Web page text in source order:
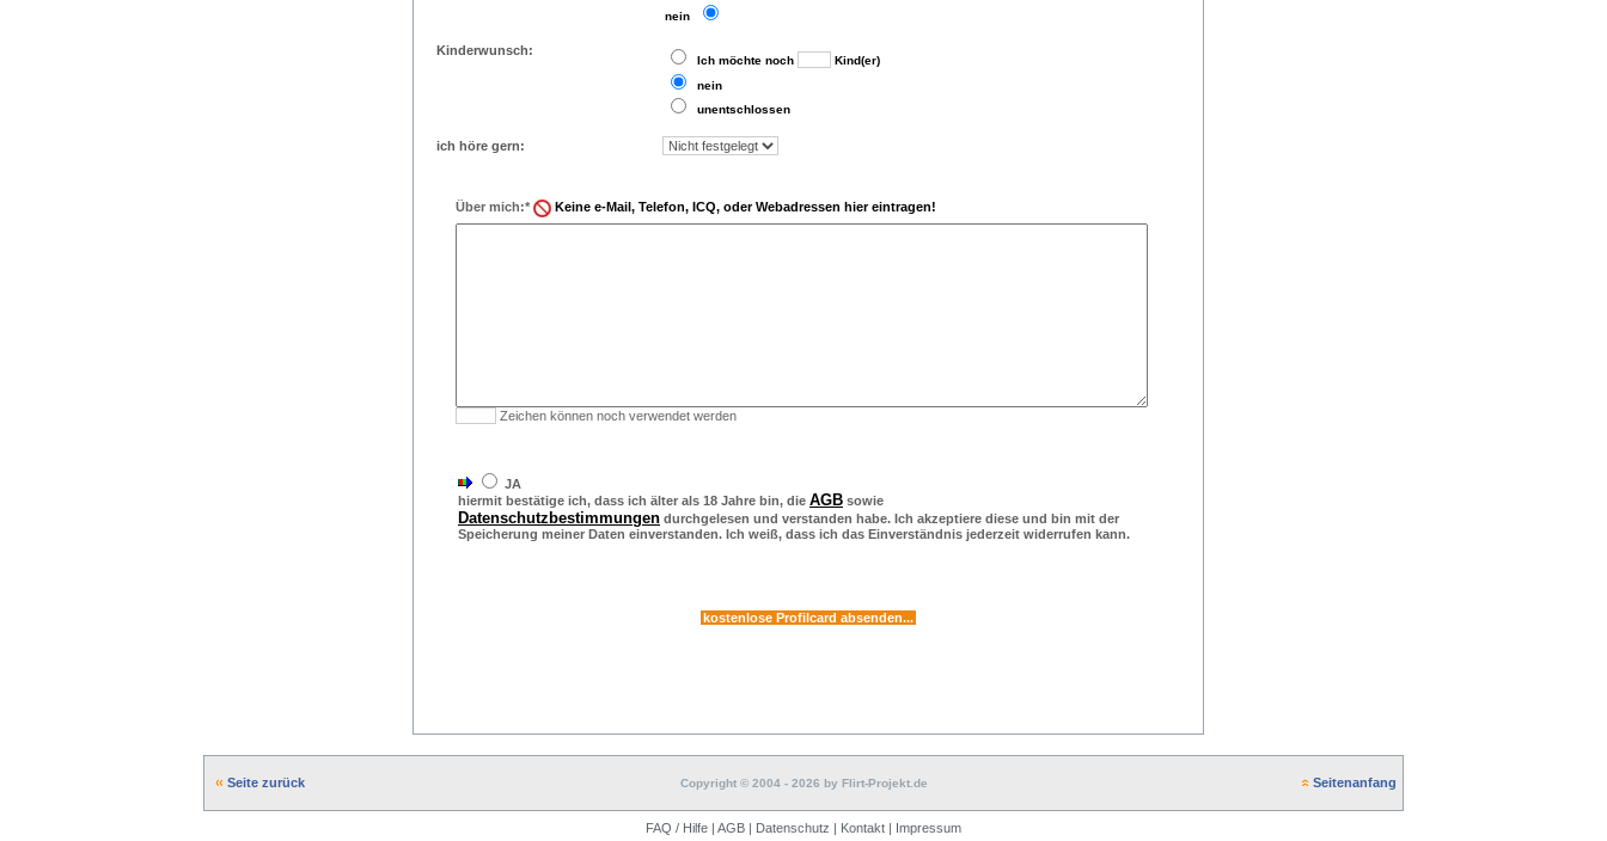
nein..
Kinderwunsch:
Ich möchte noch Kind(er)
nein
unentschlossen
ich höre gern:
Über mich:* Keine e-Mail, Telefon, ICQ, oder Webadressen hier eintragen!
Zeichen können noch verwendet werden
JA
hiermit bestätige ich, dass ich älter als 18 Jahre bin, die AGB sowie
Datenschutzbestimmungen durchgelesen und verstanden habe. Ich akzeptiere diese und bin mit der
Speicherung meiner Daten einverstanden. Ich weiß, dass ich das Einverständnis jederzeit widerrufen kann.
Seite zurück Copyright © 2004 - 2026 by Flirt-Projekt.de Seitenanfang
FAQ / Hilfe | AGB | Datenschutz | Kontakt | Impressum